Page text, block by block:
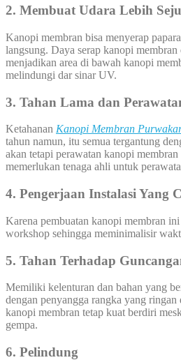
2. Membuat Udara Lebih
Kanopi membran bisa menyerap
langsung. Daya serap kanopi membran
menjadikan area di bawah kanopi
melindungi dar sinar UV.
3. Tahan Lama dan
Ketahanan Kanopi Membran
tahun namun, itu semua tergantung
akan tetapi perawatan kanopi
memerlukan tenaga ahli untuk
4. Pengerjaan Instalasi Yang
Karena pembuatan kanopi membran
workshop sehingga meminimalisir
5. Tahan Terhadap
Memiliki kelenturan dan bahan yang
dengan penyangga rangka yang
kanopi membran tetap kuat berdiri
gempa.
6. Pelindung